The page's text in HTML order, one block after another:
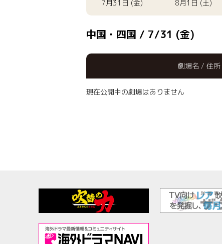
7月31日 (金) 8月1日 (土)
中国・四国 / 7/31 (金)
劇場名 / 住所
現在公開中の劇場はありません